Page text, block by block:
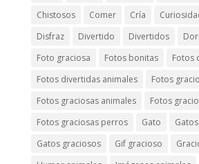
Chistosos
Comer Cría
Disfraz
Divertido Divertidos
Foto graciosa
Fotos bonitas
Fotos
Fotos divertidas animales
Fotos
Fotos graciosas animales
Fotos
Fotos graciosas perros
Gato
Gatos
Gatos graciosos
Gif gracioso